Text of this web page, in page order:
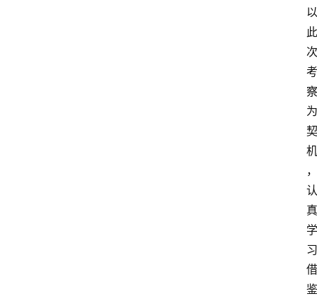
以
此
次
考
察
为
契
机
，
认
真
学
习
借
鉴